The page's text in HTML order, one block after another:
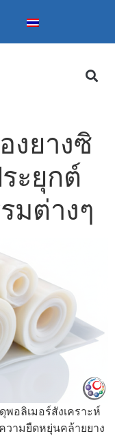
ยางซิ
ะยุกต์
มต่างๆ
พอลิเมอร์สังเคราะห์
วามยืดหยุ่นคล้ายยาง